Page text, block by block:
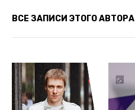
ВСЕ ЗАПИСИ ЭТОГО АВТОРА